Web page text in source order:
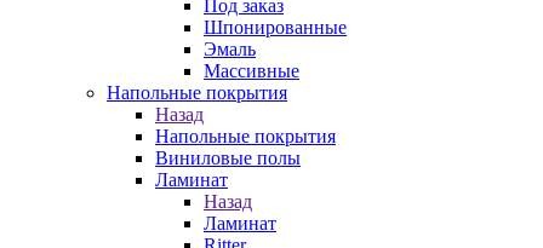
Под заказ
Шпонированные
Эмаль
Массивные
Напольные покрытия
Назад
Напольные покрытия
Виниловые полы
Ламинат
Назад
Ламинат